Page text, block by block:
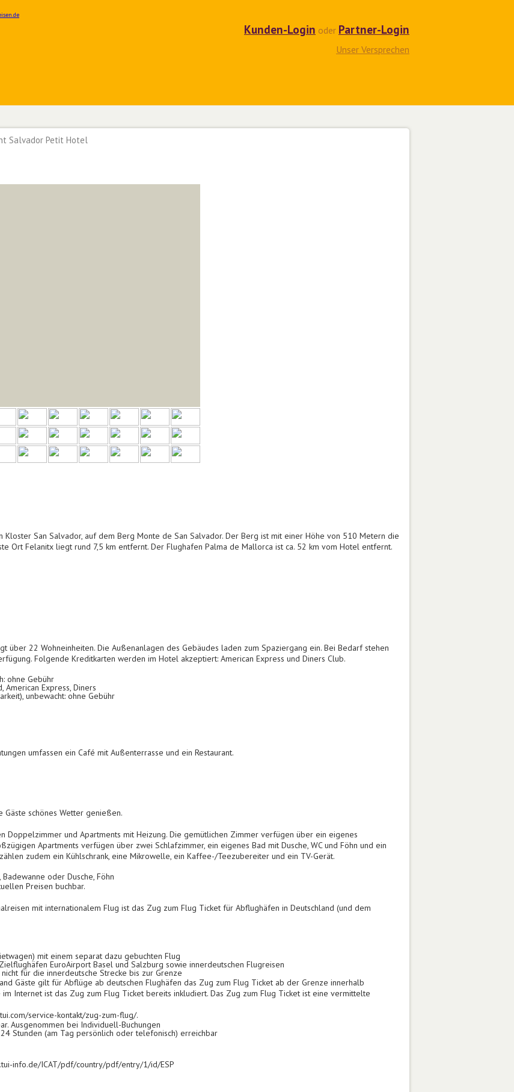
Kunden-Login oder Partner-Login
Unser Versprechen
Salvador Petit Hotel
Kloster San Salvador, auf dem Berg Monte de San Salvador. Der Berg ist mit einer Höhe von 510 Metern die
Ort Felanitx liegt rund 7,5 km entfernt. Der Flughafen Palma de Mallorca ist ca. 52 km vom Hotel entfernt.
über 22 Wohneinheiten. Die Außenanlagen des Gebäudes laden zum Spaziergang ein. Bei Bedarf stehen
Folgende Kreditkarten werden im Hotel akzeptiert: American Express und Diners Club.
ohne Gebühr
American Express, Diners
unbewacht: ohne Gebühr
umfassen ein Café mit Außenterrasse und ein Restaurant.
Gäste schönes Wetter genießen.
Doppelzimmer und Apartments mit Heizung. Die gemütlichen Zimmer verfügen über ein eigenes
Apartments verfügen über zwei Schlafzimmer, ein eigenes Bad mit Dusche, WC und Föhn und ein
zudem ein Kühlschrank, eine Mikrowelle, ein Kaffee-/Teezubereiter und ein TV-Gerät.
oder Dusche, Föhn
Preisen buchbar.
mit internationalem Flug ist das Zug zum Flug Ticket für Abflughäfen in Deutschland (und dem
mit einem separat dazu gebuchten Flug
EuroAirport Basel und Salzburg sowie innerdeutschen Flugreisen
für die innerdeutsche Strecke bis zur Grenze
Gäste gilt für Abflüge ab deutschen Flughäfen das Zug zum Flug Ticket ab der Grenze innerhalb
im Internet ist das Zug zum Flug Ticket bereits inkludiert. Das Zug zum Flug Ticket ist eine vermittelte
service-kontakt/zug-zum-flug/.
Ausgenommen bei Individuell-Buchungen
Stunden (am Tag persönlich oder telefonisch) erreichbar
info.de/ICAT/pdf/country/pdf/entry/1/id/ESP